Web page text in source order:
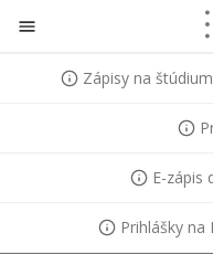
Prejsť na obsah
Zápisy na
E-zápis
Prihlášky na